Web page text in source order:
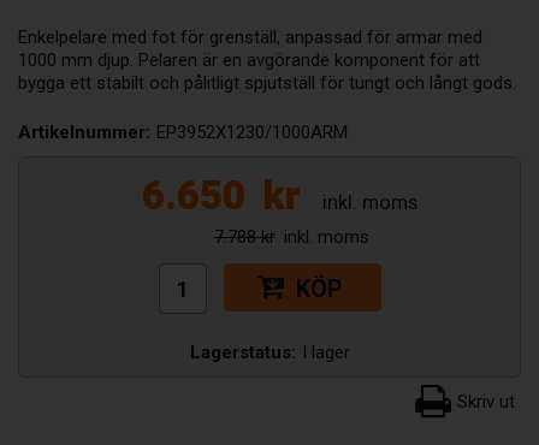
Enkelpelare med fot för grenställ, anpassad för armar med
1000 mm djup. Pelaren är en avgörande komponent för att
bygga ett stabilt och pålitligt spjutställ för tungt och långt gods.
Artikelnummer: EP3952X1230/1000ARM
6.650 kr
7.788 kr
KÖP
Lagerstatus: I lager